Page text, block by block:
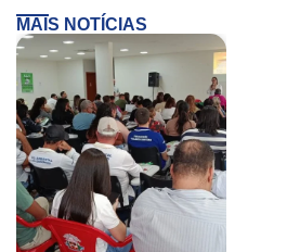
MAIS NOTÍCIAS